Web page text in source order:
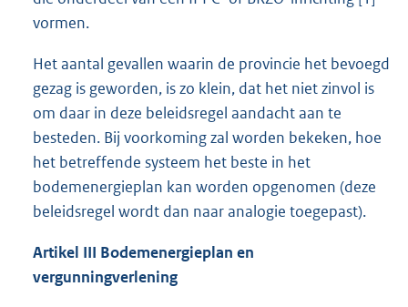
vormen.
Het aantal gevallen waarin de provincie het bevoegd
gezag is geworden, is zo klein, dat het niet zinvol is
om daar in deze beleidsregel aandacht aan te
besteden. Bij voorkoming zal worden bekeken, hoe
het betreffende systeem het beste in het
bodemenergieplan kan worden opgenomen (deze
beleidsregel wordt dan naar analogie toegepast).
Artikel III Bodemenergieplan en
vergunningverlening